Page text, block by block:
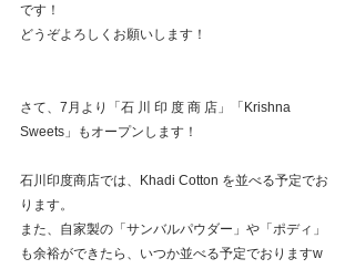
です！
どうぞよろしくお願いします！
さて、7月より「石 川 印 度 商 店」「Krishna
Sweets」もオープンします！
石川印度商店では、Khadi Cotton を並べる予定でお
ります。
また、自家製の「サンバルパウダー」や「ポディ」
も余裕ができたら、いつか並べる予定でおりますw